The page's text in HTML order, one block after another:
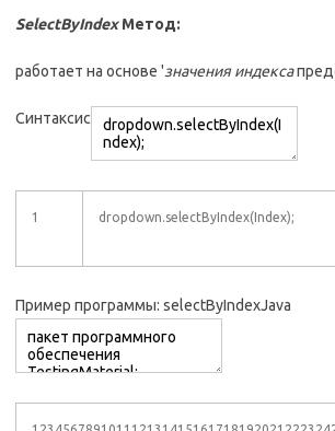
SelectByIndexМетод:
работает на основе 'значения индекса
Синтаксис
1 dropdown.selectByIndex(Index);
Пример программы: selectByIndexJava